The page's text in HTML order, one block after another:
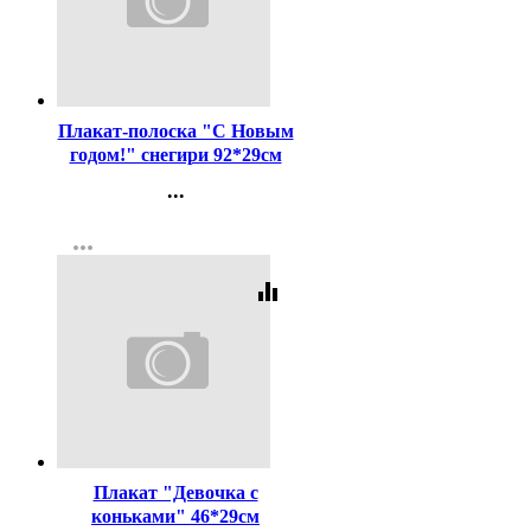
Плакат-полоска "С Новым
годом!" снегири 92*29см
...
Регистрация
more_horiz
equalizer
Плакат "Девочка с
коньками" 46*29см